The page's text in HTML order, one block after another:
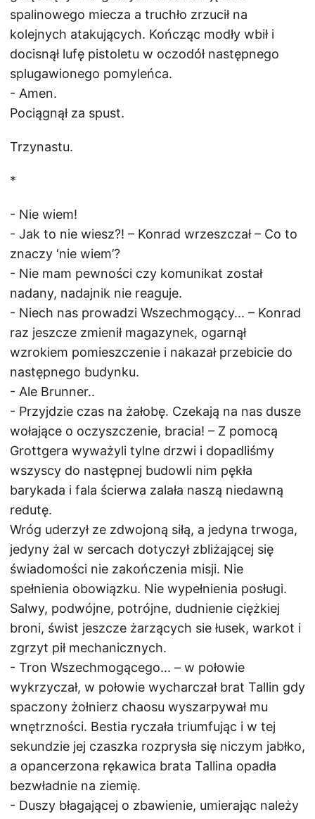
spalinowego miecza a truchło zrzucił na
kolejnych atakujących. Kończąc modły wbił i
docisnął lufę pistoletu w oczodół następnego
splugawionego pomyleńca.
- Amen.
Pociągnął za spust.
Trzynastu.
*
- Nie wiem!
- Jak to nie wiesz?! – Konrad wrzeszczał – Co to
znaczy ‘nie wiem’?
- Nie mam pewności czy komunikat został
nadany, nadajnik nie reaguje.
- Niech nas prowadzi Wszechmogący... – Konrad
raz jeszcze zmienił magazynek, ogarnął
wzrokiem pomieszczenie i nakazał przebicie do
następnego budynku.
- Ale Brunner..
- Przyjdzie czas na żałobę. Czekają na nas dusze
wołające o oczyszczenie, bracia! – Z pomocą
Grottgera wyważyli tylne drzwi i dopadliśmy
wszyscy do następnej budowli nim pękła
barykada i fala ścierwa zalała naszą niedawną
redutę.
Wróg uderzył ze zdwojoną siłą, a jedyna trwoga,
jedyny żal w sercach dotyczył zbliżającej się
świadomości nie zakończenia misji. Nie
spełnienia obowiązku. Nie wypełnienia posługi.
Salwy, podwójne, potrójne, dudnienie ciężkiej
broni, świst jeszcze żarzących sie łusek, warkot i
zgrzyt pił mechanicznych.
- Tron Wszechmogącego... – w połowie
wykrzyczał, w połowie wycharczał brat Tallin gdy
spaczony żołnierz chaosu wyszarpywał mu
wnętrzności. Bestia ryczała triumfując i w tej
sekundzie jej czaszka rozprysła się niczym jabłko,
a opancerzona rękawica brata Tallina opadła
bezwładnie na ziemię.
- Duszy błagającej o zbawienie, umierając należy